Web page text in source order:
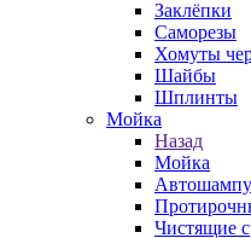
Заклёпки
Саморезы
Хомуты
Шайбы
Шплинты
Мойка
Назад
Мойка
Чистящие